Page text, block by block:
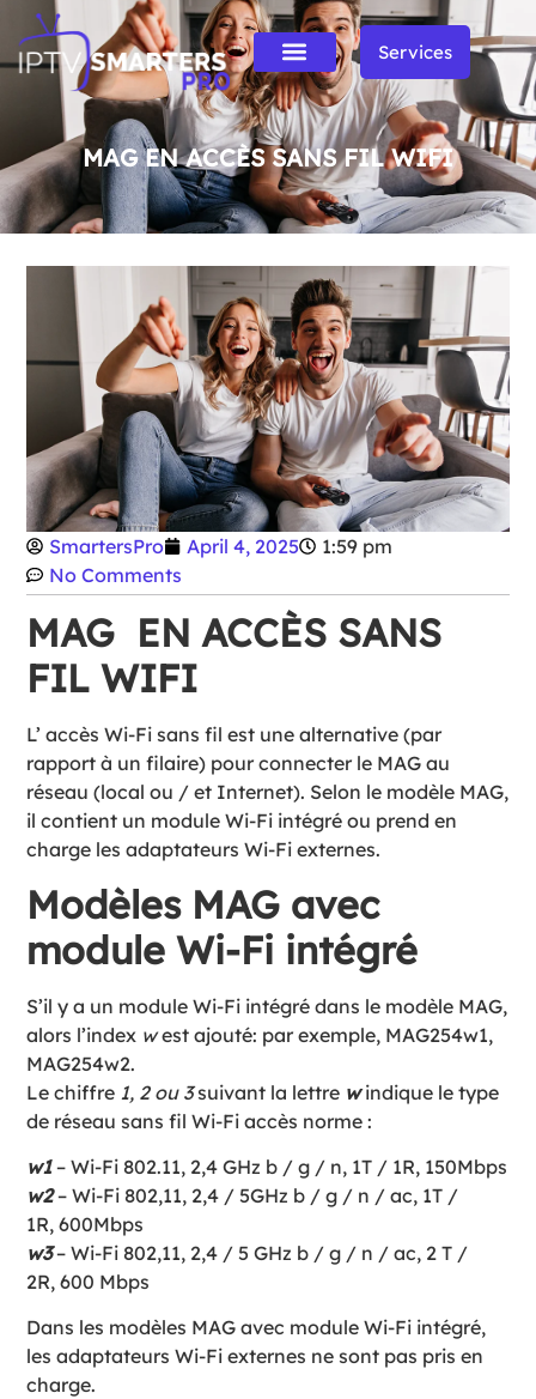
Services
MAG EN ACCÈS SANS FIL WIFI
SmartersPro April 4, 2025
1:59 pm
No Comments
MAG EN ACCÈS SANS
FIL WIFI
L’ accès Wi-Fi sans fil est une alternative (par
rapport à un filaire) pour connecter le MAG au
réseau (local ou / et Internet). Selon le modèle MAG,
il contient un module Wi-Fi intégré ou prend en
charge les adaptateurs Wi-Fi externes.
Modèles MAG avec
module Wi-Fi intégré
S’il y a un module Wi-Fi intégré dans le modèle MAG,
alors l’index west ajouté: par exemple, MAG254w1,
MAG254w2.
Le chiffre 1, 2 ou 3suivant la lettre windique le type
de réseau sans fil Wi-Fi accès norme :
w1– Wi-Fi 802.11, 2,4 GHz b / g / n, 1T / 1R, 150Mbps
w2– Wi-Fi 802,11, 2,4 / 5GHz b / g / n / ac, 1T /
1R, 600Mbps
w3– Wi-Fi 802,11, 2,4 / 5 GHz b / g / n / ac, 2 T /
2R, 600 Mbps
Dans les modèles MAG avec module Wi-Fi intégré,
les adaptateurs Wi-Fi externes ne sont pas pris en
charge.